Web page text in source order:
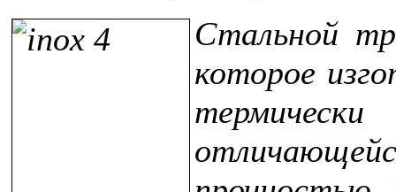
Стальной
которое